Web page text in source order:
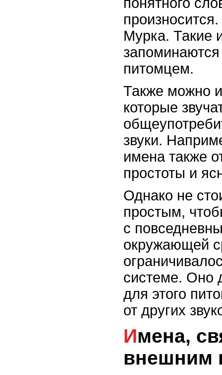
Мурка. Такие
питомцем.
Также можно
которые
звуки.
имена также
простоты и
Однако не
простым,
с
окружающей
системе. Оно
для этого
от других
Имена, связанные с
внешним